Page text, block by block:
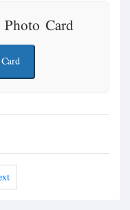
Photo Card